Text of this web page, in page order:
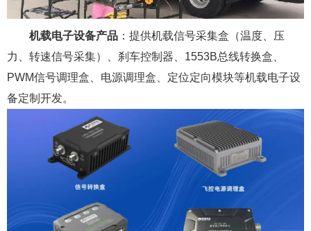
机载电子设备产品 ：提供机载信号采集盒（温度、压
力、转速信号采集）、刹车控制器、1553B总线转换盒、
PWM信号调理盒、电源调理盒、定位定向模块等机载电子设
备定制开发。